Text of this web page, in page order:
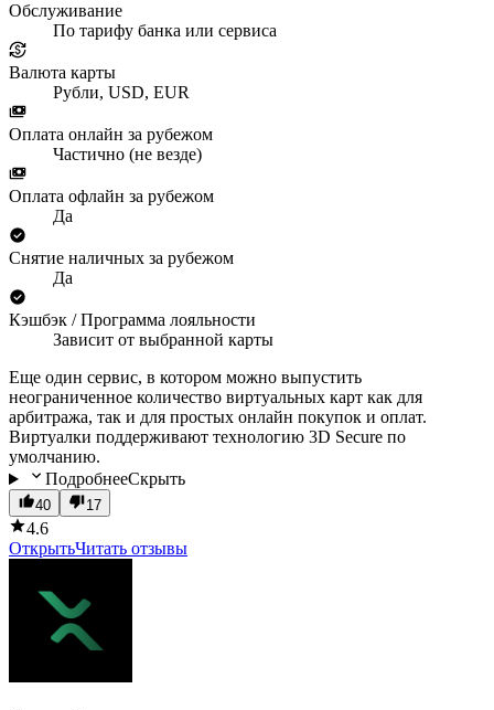
Обслуживание
По тарифу банка или сервиса
Валюта карты
Рубли, USD, EUR
Оплата онлайн за рубежом
Частично (не везде)
Оплата офлайн за рубежом
Да
Снятие наличных за рубежом
Да
Кэшбэк / Программа лояльности
Зависит от выбранной карты
Еще один сервис, в котором можно выпустить
неограниченное количество виртуальных карт как для
арбитража, так и для простых онлайн покупок и оплат.
Виртуалки поддерживают технологию 3D Secure по
умолчанию.
ПодробнееСкрыть
40 17
4.6
ОткрытьЧитать отзывы